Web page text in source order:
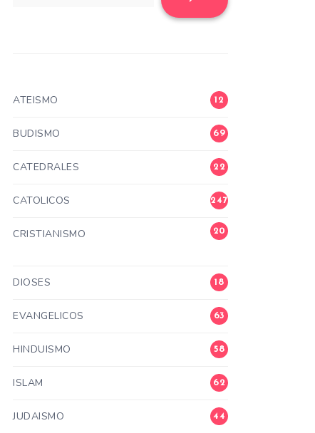
ATEISMO 12
BUDISMO 69
CATEDRALES 22
CATOLICOS 247
CRISTIANISMO
20
DIOSES 18
EVANGELICOS 63
HINDUISMO 58
ISLAM 62
JUDAISMO 44